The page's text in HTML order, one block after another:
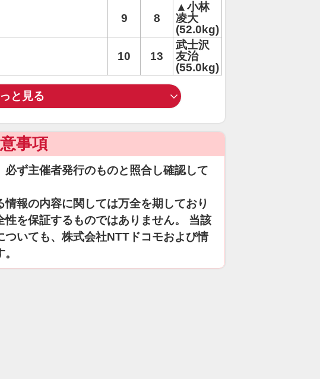
9 8
▲小林
凌大
(52.0kg)
10 13
武士沢
友治
(55.0kg)
と見る
事項
ず主催者発行のものと照合し確認して
報の内容に関しては万全を期しており
を保証するものではありません。 当該
いても、株式会社NTTドコモおよび情